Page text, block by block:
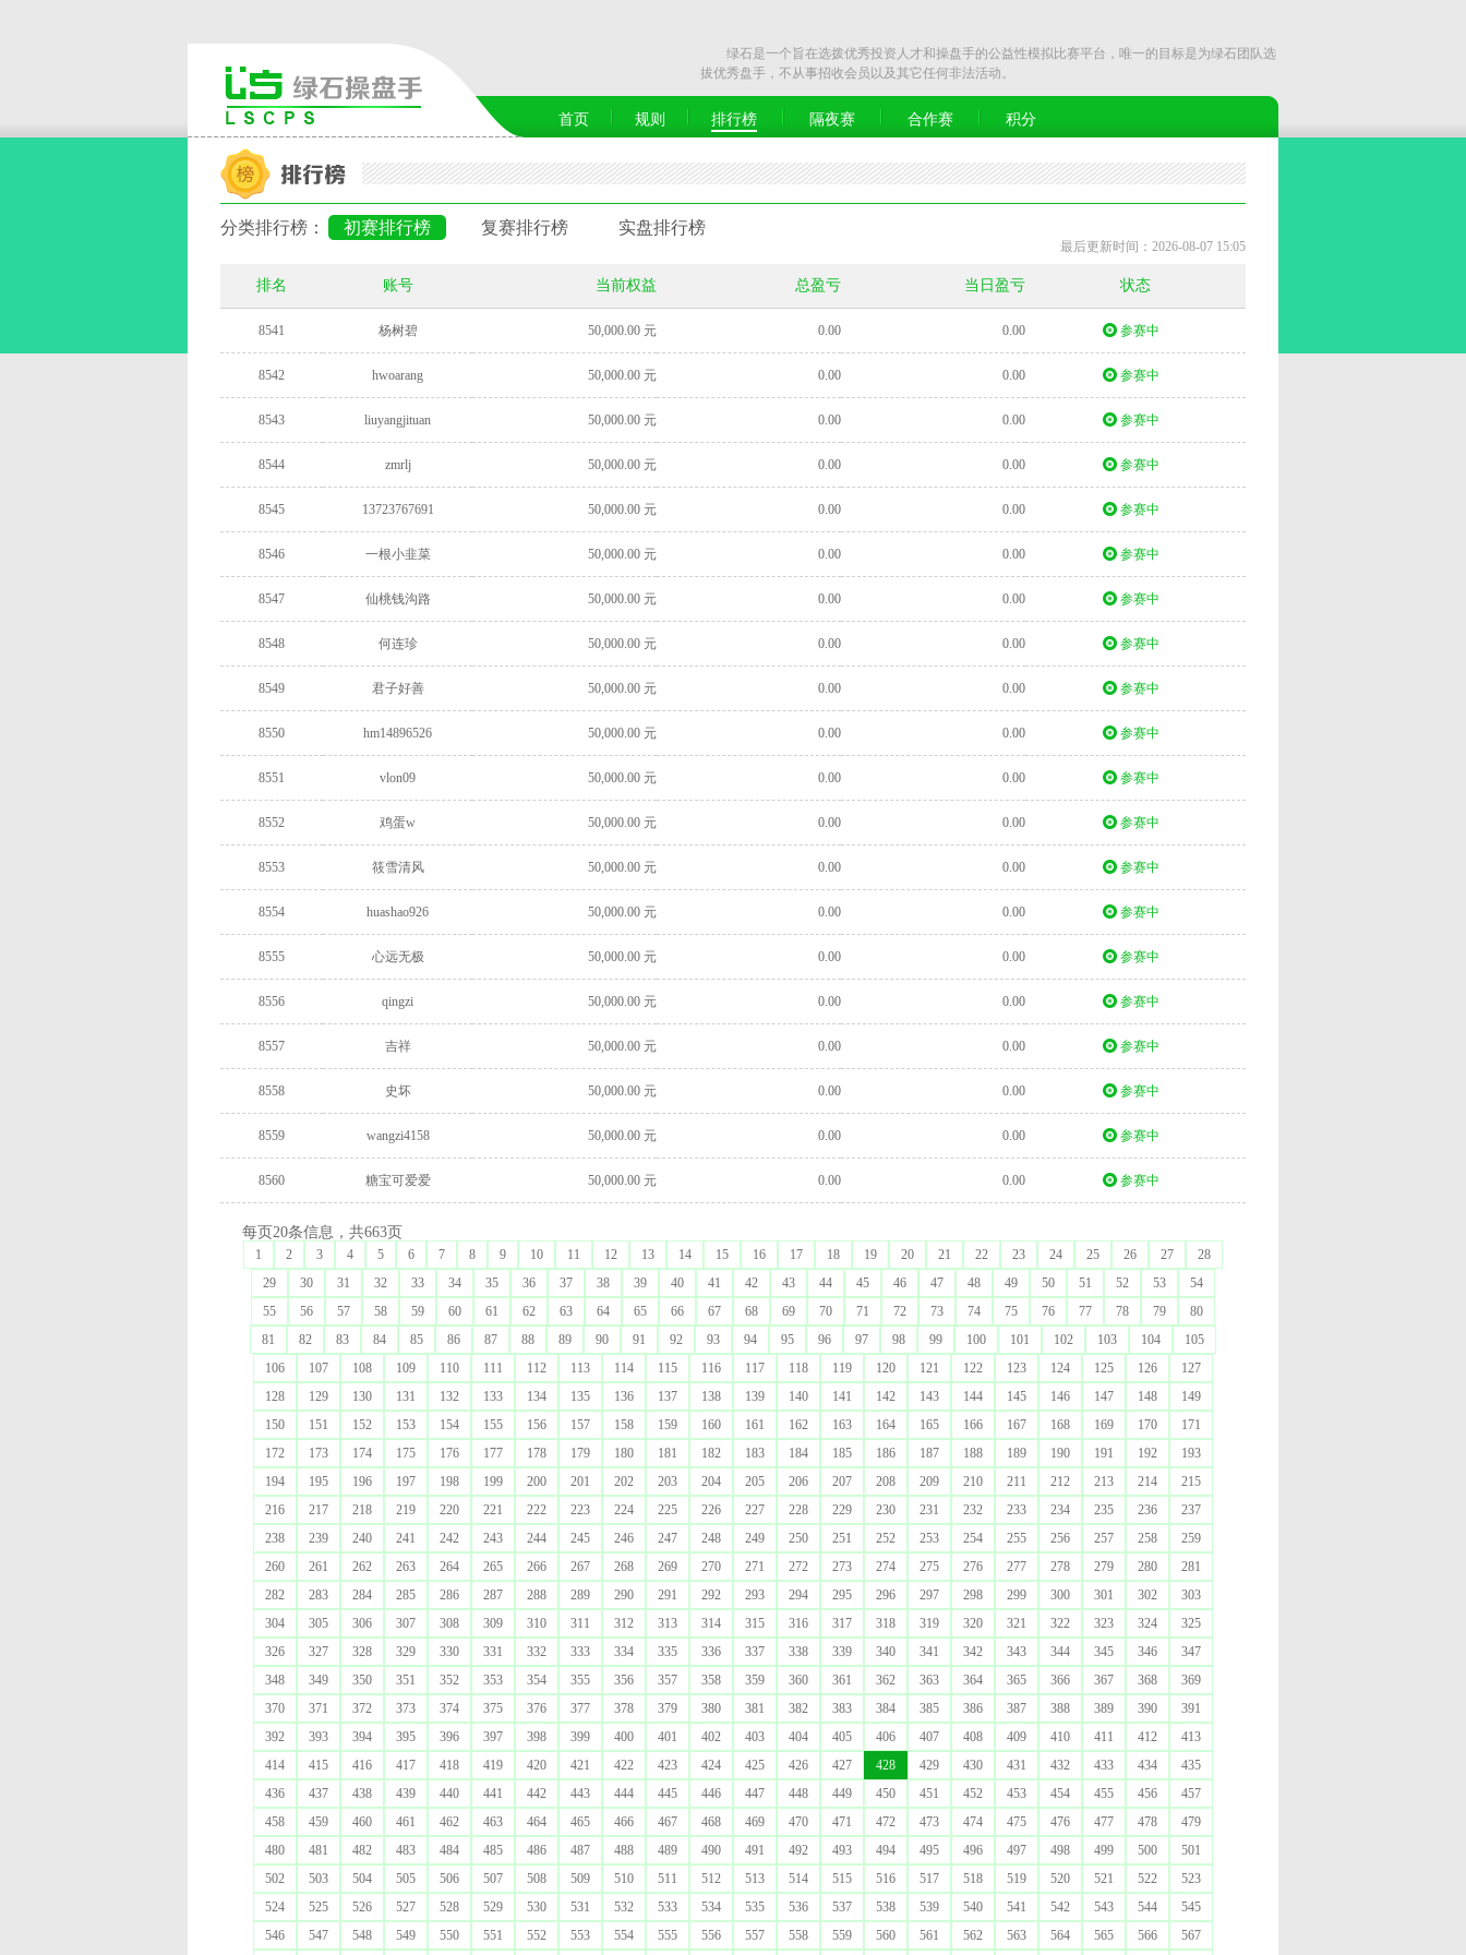
绿石是一个旨在选拨优秀投资人才和操盘手的公益性模拟比赛平台，唯一的目标是为绿石团队选
拔优秀盘手，不从事招收会员以及其它任何非法活动。
首页 规则 排行榜 隔夜赛 合作赛 积分
分类排行榜： 初赛排行榜 复赛排行榜 实盘排行榜
最后更新时间：2026-08-07 15:05
排名 账号 当前权益 总盈亏 当日盈亏 状态
8541 杨树碧 50,000.00 元 0.00 0.00 参赛中
8542 hwoarang 50,000.00 元 0.00 0.00 参赛中
8543 liuyangjituan 50,000.00 元 0.00 0.00 参赛中
8544 zmrlj 50,000.00 元 0.00 0.00 参赛中
8545 13723767691 50,000.00 元 0.00 0.00 参赛中
8546 一根小韭菜 50,000.00 元 0.00 0.00 参赛中
8547 仙桃钱沟路 50,000.00 元 0.00 0.00 参赛中
8548 何连珍 50,000.00 元 0.00 0.00 参赛中
8549 君子好善 50,000.00 元 0.00 0.00 参赛中
8550 hm14896526 50,000.00 元 0.00 0.00 参赛中
8551 vlon09 50,000.00 元 0.00 0.00 参赛中
8552 鸡蛋w 50,000.00 元 0.00 0.00 参赛中
8553 筱雪清风 50,000.00 元 0.00 0.00 参赛中
8554 huashao926 50,000.00 元 0.00 0.00 参赛中
8555 心远无极 50,000.00 元 0.00 0.00 参赛中
8556 qingzi 50,000.00 元 0.00 0.00 参赛中
8557 吉祥 50,000.00 元 0.00 0.00 参赛中
8558 史坏 50,000.00 元 0.00 0.00 参赛中
8559 wangzi4158 50,000.00 元 0.00 0.00 参赛中
8560 糖宝可爱爱 50,000.00 元 0.00 0.00 参赛中
每页20条信息，共663页
1 2 3 4 5 6 7 8 9 10 11 12 13 14 15 16 17 18 19 20 21 22 23 24 25 26 27
28
29
30 31 32 33 34 35 36 37 38 39 40 41 42 43 44 45 46 47 48 49 50 51 52 53
54
55
56 57 58 59 60 61 62 63 64 65 66 67 68 69 70 71 72 73 74 75 76 77 78 79
80
81
82 83 84 85 86 87 88 89 90 91 92 93 94 95 96 97 98 99 100 101 102 103 104
105
106
107 108 109 110 111 112 113 114 115 116 117 118 119 120 121 122 123 124 125 126
127
128
129 130 131 132 133 134 135 136 137 138 139 140 141 142 143 144 145 146 147 148
149
150
151 152 153 154 155 156 157 158 159 160 161 162 163 164 165 166 167 168 169 170
171
172
173 174 175 176 177 178 179 180 181 182 183 184 185 186 187 188 189 190 191 192
193
194
195 196 197 198 199 200 201 202 203 204 205 206 207 208 209 210 211 212 213 214
215
216
217 218 219 220 221 222 223 224 225 226 227 228 229 230 231 232 233 234 235 236
237
238
239 240 241 242 243 244 245 246 247 248 249 250 251 252 253 254 255 256 257 258
259
260
261 262 263 264 265 266 267 268 269 270 271 272 273 274 275 276 277 278 279 280
281
282
283 284 285 286 287 288 289 290 291 292 293 294 295 296 297 298 299 300 301 302
303
304
305 306 307 308 309 310 311 312 313 314 315 316 317 318 319 320 321 322 323 324
325
326
327 328 329 330 331 332 333 334 335 336 337 338 339 340 341 342 343 344 345 346
347
348
349 350 351 352 353 354 355 356 357 358 359 360 361 362 363 364 365 366 367 368
369
370
371 372 373 374 375 376 377 378 379 380 381 382 383 384 385 386 387 388 389 390
391
392
393 394 395 396 397 398 399 400 401 402 403 404 405 406 407 408 409 410 411 412
413
414
415 416 417 418 419 420 421 422 423 424 425 426 427 428 429 430 431 432 433 434
435
436
437 438 439 440 441 442 443 444 445 446 447 448 449 450 451 452 453 454 455 456
457
458
459 460 461 462 463 464 465 466 467 468 469 470 471 472 473 474 475 476 477 478
479
480
481 482 483 484 485 486 487 488 489 490 491 492 493 494 495 496 497 498 499 500
501
502
503 504 505 506 507 508 509 510 511 512 513 514 515 516 517 518 519 520 521 522
523
524
525 526 527 528 529 530 531 532 533 534 535 536 537 538 539 540 541 542 543 544
545
546
547 548 549 550 551 552 553 554 555 556 557 558 559 560 561 562 563 564 565 566 567